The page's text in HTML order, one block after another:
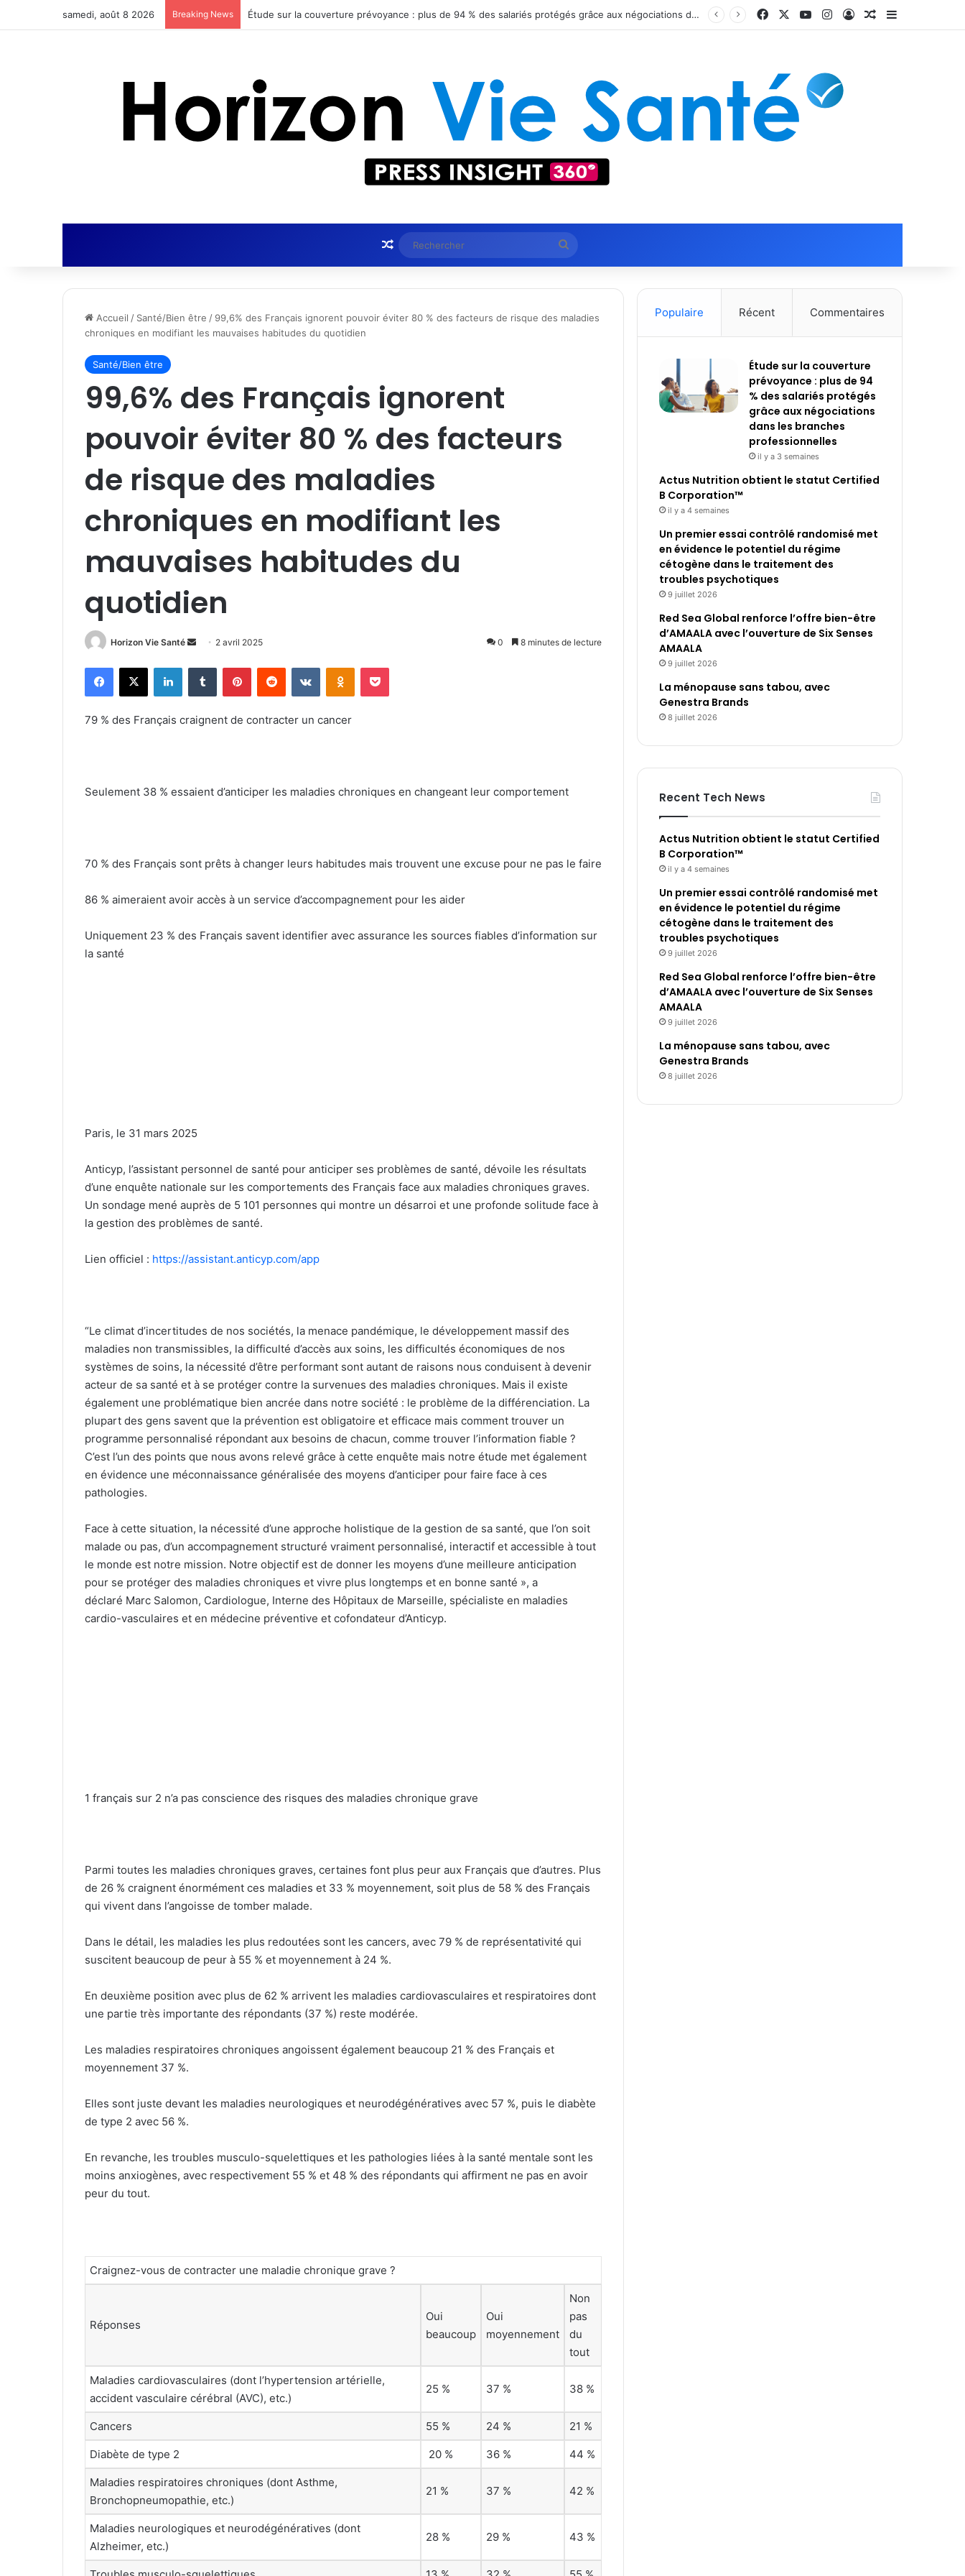
samedi, août 8 2026 Breaking News Actus Nutrition obtient le statut Certified B Corporation™ FacebookYouTubeInstagramConnexion
Article Aléatoire
Sidebar
Article Aléatoire Rechercher
Accueil / Santé/Bien être / 99,6% des Français ignorent pouvoir éviter 80 % des facteurs de risque des maladies
chroniques en modifiant les mauvaises habitudes du quotidien
Santé/Bien être
99,6% des Français ignorent
pouvoir éviter 80 % des facteurs
de risque des maladies
chroniques en modifiant les
mauvaises habitudes du
quotidien
Horizon Vie Santé
Envoyer
courriel
2 avril 2025 0 8 minutes de lecture
Facebook
X LinkedinTumblr PinterestReddit VKontakteOdnoklassniki
Pocket
79 % des Français craignent de contracter un cancer
Seulement 38 % essaient d’anticiper les maladies chroniques en changeant leur comportement
70 % des Français sont prêts à changer leurs habitudes mais trouvent une excuse pour ne pas le faire
86 % aimeraient avoir accès à un service d’accompagnement pour les aider
Uniquement 23 % des Français savent identifier avec assurance les sources fiables d’information sur
la santé
Paris, le 31 mars 2025
Anticyp, l’assistant personnel de santé pour anticiper ses problèmes de santé, dévoile les résultats
d’une enquête nationale sur les comportements des Français face aux maladies chroniques graves.
Un sondage mené auprès de 5 101 personnes qui montre un désarroi et une profonde solitude face à
la gestion des problèmes de santé.
Lien officiel : https://assistant.anticyp.com/app
“Le climat d’incertitudes de nos sociétés, la menace pandémique, le développement massif des
maladies non transmissibles, la difficulté d’accès aux soins, les difficultés économiques de nos
systèmes de soins, la nécessité d’être performant sont autant de raisons nous conduisent à devenir
acteur de sa santé et à se protéger contre la survenues des maladies chroniques. Mais il existe
également une problématique bien ancrée dans notre société : le problème de la différenciation. La
plupart des gens savent que la prévention est obligatoire et efficace mais comment trouver un
programme personnalisé répondant aux besoins de chacun, comme trouver l’information fiable ?
C’est l’un des points que nous avons relevé grâce à cette enquête mais notre étude met également
en évidence une méconnaissance généralisée des moyens d’anticiper pour faire face à ces
pathologies.
Face à cette situation, la nécessité d’une approche holistique de la gestion de sa santé, que l’on soit
malade ou pas, d’un accompagnement structuré vraiment personnalisé, interactif et accessible à tout
le monde est notre mission. Notre objectif est de donner les moyens d’une meilleure anticipation
pour se protéger des maladies chroniques et vivre plus longtemps et en bonne santé », a
déclaré Marc Salomon, Cardiologue, Interne des Hôpitaux de Marseille, spécialiste en maladies
cardio-vasculaires et en médecine préventive et cofondateur d’Anticyp.
1 français sur 2 n’a pas conscience des risques des maladies chronique grave
Parmi toutes les maladies chroniques graves, certaines font plus peur aux Français que d’autres. Plus
de 26 % craignent énormément ces maladies et 33 % moyennement, soit plus de 58 % des Français
qui vivent dans l’angoisse de tomber malade.
Dans le détail, les maladies les plus redoutées sont les cancers, avec 79 % de représentativité qui
suscitent beaucoup de peur à 55 % et moyennement à 24 %.
En deuxième position avec plus de 62 % arrivent les maladies cardiovasculaires et respiratoires dont
une partie très importante des répondants (37 %) reste modérée.
Les maladies respiratoires chroniques angoissent également beaucoup 21 % des Français et
moyennement 37 %.
Elles sont juste devant les maladies neurologiques et neurodégénératives avec 57 %, puis le diabète
de type 2 avec 56 %.
En revanche, les troubles musculo-squelettiques et les pathologies liées à la santé mentale sont les
moins anxiogènes, avec respectivement 55 % et 48 % des répondants qui affirment ne pas en avoir
peur du tout.
Craignez-vous de contracter une maladie chronique grave ?
Réponses
Oui
beaucoup
Oui
moyennement
Non
pas
du
tout
Maladies cardiovasculaires (dont l’hypertension artérielle,
accident vasculaire cérébral (AVC), etc.)
25 % 37 % 38 %
Cancers 55 % 24 % 21 %
Diabète de type 2 20 % 36 % 44 %
Maladies respiratoires chroniques (dont Asthme,
Bronchopneumopathie, etc.)
21 % 37 % 42 %
Maladies neurologiques et neurodégénératives (dont
Alzheimer, etc.)
28 % 29 % 43 %
Populaire Récent Commentaires
Étude sur la couverture
prévoyance : plus de 94
% des salariés protégés
grâce aux négociations
dans les branches
professionnelles
il y a 3 semaines
Actus Nutrition obtient le statut Certified
B Corporation™
il y a 4 semaines
Un premier essai contrôlé randomisé met
en évidence le potentiel du régime
cétogène dans le traitement des
troubles psychotiques
9 juillet 2026
Red Sea Global renforce l’offre bien-être
d’AMAALA avec l’ouverture de Six Senses
AMAALA
9 juillet 2026
La ménopause sans tabou, avec
Genestra Brands
8 juillet 2026
Recent Tech News
Actus Nutrition obtient le statut Certified
B Corporation™
il y a 4 semaines
Un premier essai contrôlé randomisé met
en évidence le potentiel du régime
cétogène dans le traitement des
troubles psychotiques
9 juillet 2026
Red Sea Global renforce l’offre bien-être
d’AMAALA avec l’ouverture de Six Senses
AMAALA
9 juillet 2026
La ménopause sans tabou, avec
Genestra Brands
8 juillet 2026